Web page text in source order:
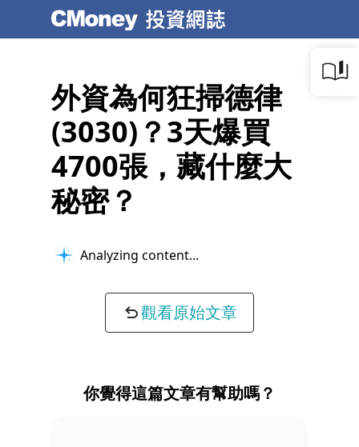
外資為何狂掃德律
(3030)？3天爆買
4700張，藏什麼大
秘密？
Analyzing content...
觀看原始文章
你覺得這篇文章有幫助嗎？